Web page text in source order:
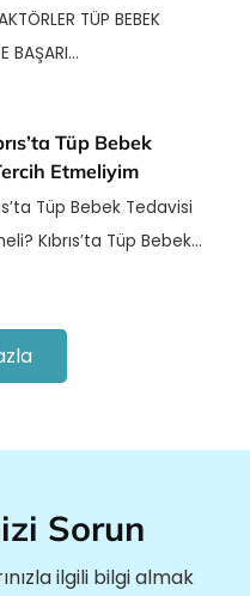
TÜP BEBEK
BAŞARI…
Tüp Bebek
Etmeliyim
Tüp Bebek Tedavisi
Kıbrıs’ta Tüp Bebek…
Sorun
ilgili bilgi almak